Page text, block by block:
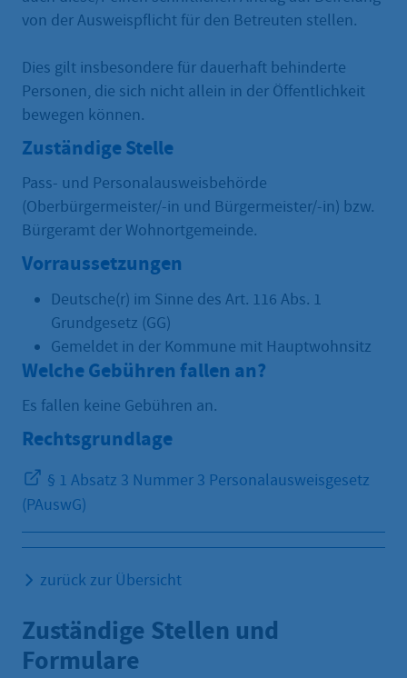
von der Ausweispflicht für den Betreuten stellen.
Dies gilt insbesondere für dauerhaft behinderte
Personen, die sich nicht allein in der Öffentlichkeit
bewegen können.
Zuständige Stelle
Pass- und Personalausweisbehörde
(Oberbürgermeister/-in und Bürgermeister/-in) bzw.
Bürgeramt der Wohnortgemeinde.
Vorraussetzungen
Deutsche(r) im Sinne des Art. 116 Abs. 1
Grundgesetz (GG)
Gemeldet in der Kommune mit Hauptwohnsitz
Welche Gebühren fallen an?
Es fallen keine Gebühren an.
Rechtsgrundlage
§ 1 Absatz 3 Nummer 3 Personalausweisgesetz
(PAuswG)
zurück zur Übersicht
Zuständige Stellen und
Formulare